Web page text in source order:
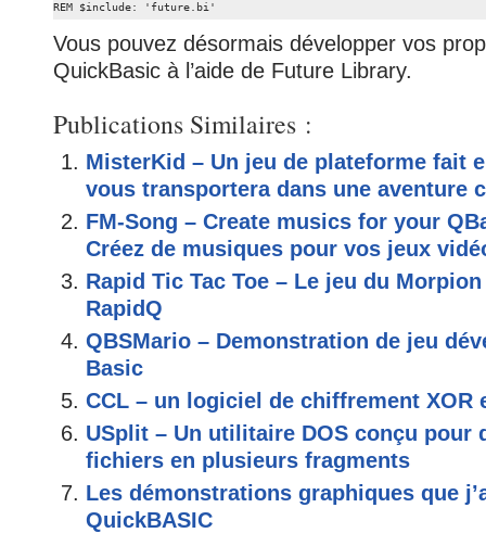
REM $include: 'future.bi'
Vous pouvez désormais développer vos
QuickBasic à l’aide de Future Library.
Publications Similaires :
MisterKid – Un jeu de plateforme fait
vous transportera dans une aventure
FM-Song – Create musics for your
Créez de musiques pour vos jeux
Rapid Tic Tac Toe – Le jeu du
RapidQ
QBSMario – Demonstration de jeu
Basic
CCL – un logiciel de chiffrement XOR
USplit – Un utilitaire DOS conçu pour
fichiers en plusieurs fragments
Les démonstrations graphiques que
QuickBASIC